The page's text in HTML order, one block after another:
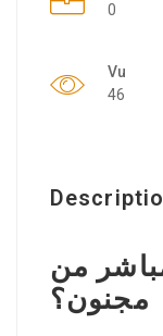
0
Vu
46
من
مجنون؟